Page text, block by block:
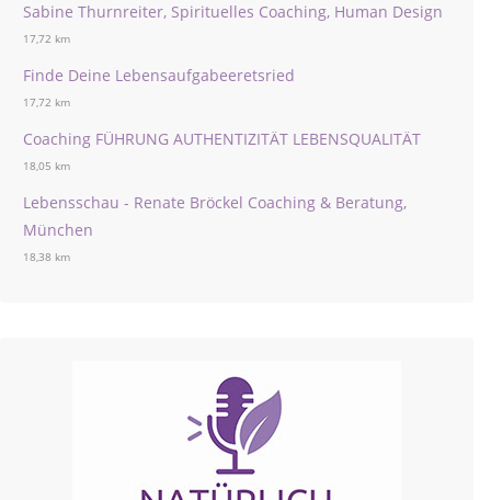
Sabine Thurnreiter, Spirituelles Coaching, Human Design
17,72 km
Finde Deine Lebensaufgabeeretsried
17,72 km
Coaching FÜHRUNG AUTHENTIZITÄT LEBENSQUALITÄT
18,05 km
Lebensschau - Renate Bröckel Coaching & Beratung,
München
18,38 km